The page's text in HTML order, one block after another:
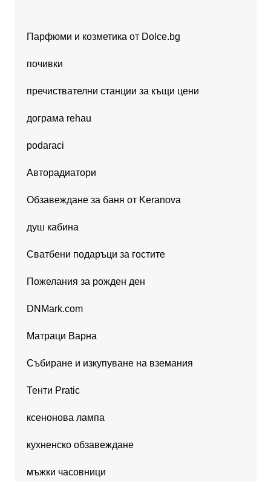
Парфюми и козметика от Dolce.bg
почивки
пречиствателни станции за къщи цени
дограма rehau
podaraci
Авторадиатори
Обзавеждане за баня от Keranova
душ кабина
Сватбени подаръци за гостите
Пожелания за рожден ден
DNMark.com
Матраци Варна
Събиране и изкупуване на вземания
Тенти Pratic
ксенонова лампа
кухненско обзавеждане
мъжки часовници